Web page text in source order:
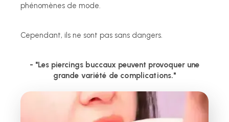
phénomènes de mode.
Cependant, ils ne sont pas sans dangers.
- "Les piercings buccaux peuvent provoquer une
grande variété de complications."